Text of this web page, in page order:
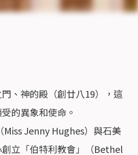
門、神的殿（創廿八19），這
的異象和使命。
Miss Jenny Hughes）與石美
立「伯特利教會」（Bethel